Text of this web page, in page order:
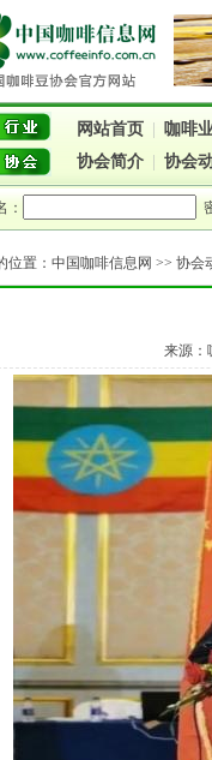
网站首页 咖啡
协会简介
协会
：
位置： 中国咖啡信息网 >> 协会
来源